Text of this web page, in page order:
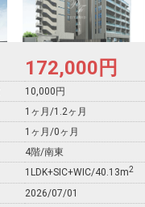
172,000 円
10,000円
1ヶ月 /1.2ヶ月
1ヶ月 /0ヶ月
4階/南東
1LDK+SIC+WIC/40.13m2
2026/07/01